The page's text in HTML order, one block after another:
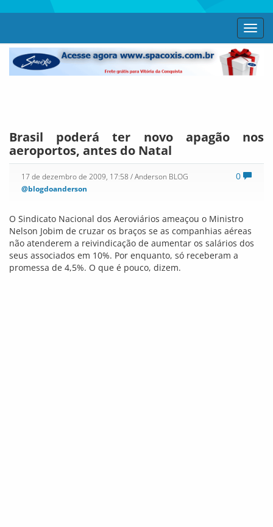
Brasil poderá ter novo apagão nos
aeroportos, antes do Natal
0
17 de dezembro de 2009, 17:58 / Anderson BLOG
@blogdoanderson
O Sindicato Nacional dos Aeroviários ameaçou o Ministro
Nelson Jobim de cruzar os braços se as companhias aéreas
não atenderem a reivindicação de aumentar os salários dos
seus associados em 10%. Por enquanto, só receberam a
promessa de 4,5%. O que é pouco, dizem.